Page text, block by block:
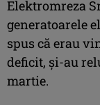
Elektromreza
generatoarele
spus că erau
deficit, şi-au
martie.